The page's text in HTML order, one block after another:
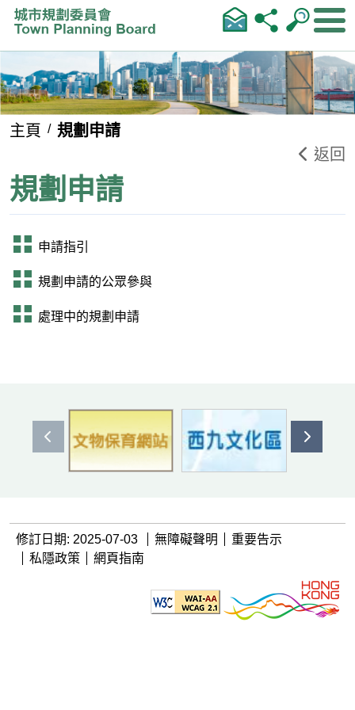
跳到內容
主頁
規劃申請
返回
規劃申請
申請指引
規劃申請的公眾參與
處理中的規劃申請
上一個 下一個
修訂日期: 2025-07-03 無障礙聲明
重要告示
私隱政策
網頁指南